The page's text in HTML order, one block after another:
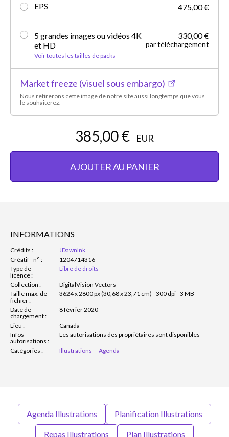
EPS 475,00 €
5 grandes images ou vidéos 4K
et HD
Voir toutes les tailles de packs
330,00 €
par téléchargement
Market freeze (visuel sous embargo)
Nous retirerons cette image de notre site aussi longtemps que vous
le souhaiterez.
385,00 € EUR
AJOUTER AU PANIER
INFORMATIONS
Crédits :
JDawnInk
Créatif - n° :
1204714316
Type de
licence :
Libre de droits
Collection :
DigitalVision Vectors
Taille max. de
fichier :
3624 x 2800 px (30,68 x 23,71 cm) - 300 dpi - 3 MB
Date de
chargement :
8 février 2020
Lieu :
Canada
Infos
autorisations :
Les autorisations des propriétaires sont disponibles
Catégories : Illustrations Agenda
Agenda Illustrations Planification Illustrations
Repas Illustrations Plan Illustrations